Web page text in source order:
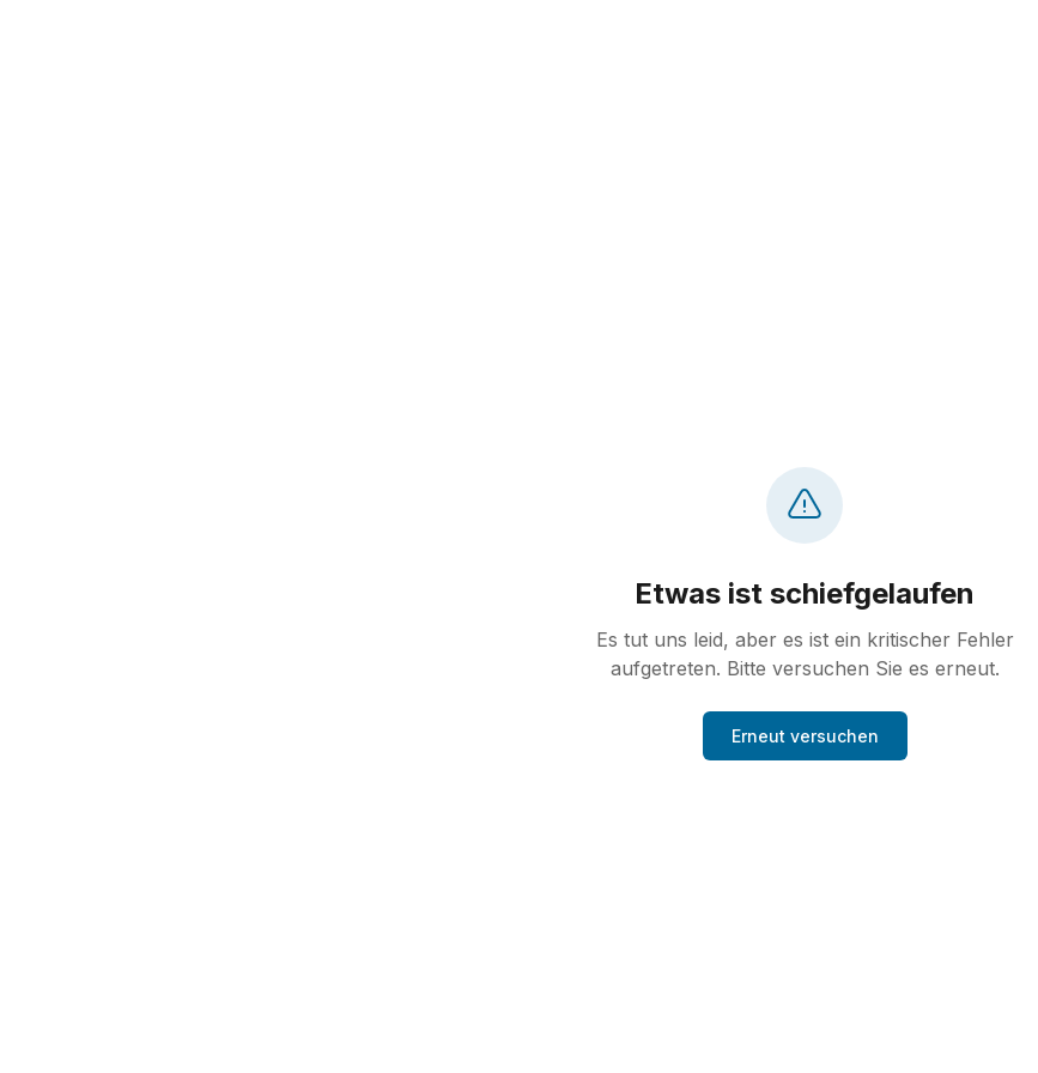
Etwas ist schiefgelaufen
Es tut uns leid, aber es ist ein kritischer Fehler
aufgetreten. Bitte versuchen Sie es erneut.
Erneut versuchen